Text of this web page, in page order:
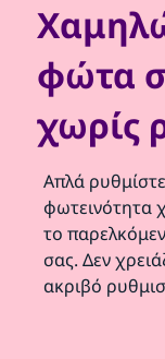
φώτα
χωρίς
Απλά
φωτεινότητα
το
σας. Δεν
ακριβό